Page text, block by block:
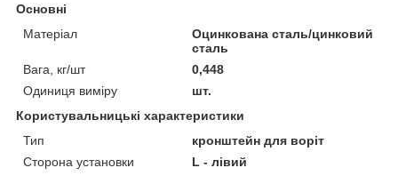
Основні
Матеріал
Оцинкована сталь/цинковий
сталь
Вага, кг/шт
0,448
Одиниця виміру
шт.
Користувальницькі характеристики
Тип
кронштейн для воріт
Сторона установки
L - лівий